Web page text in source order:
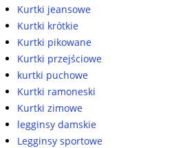
Kurtki jeansowe
Kurtki krótkie
Kurtki pikowane
Kurtki przejściowe
kurtki puchowe
Kurtki ramoneski
Kurtki zimowe
legginsy damskie
Legginsy sportowe